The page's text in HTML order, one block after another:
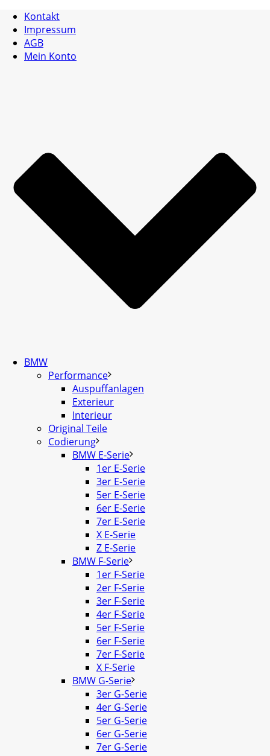
Kontakt
Impressum
AGB
Mein Konto
BMW
Performance
Auspuffanlagen
Exterieur
Interieur
Original Teile
Codierung
BMW E-Serie
1er E-Serie
3er E-Serie
5er E-Serie
6er E-Serie
7er E-Serie
X E-Serie
Z E-Serie
BMW F-Serie
1er F-Serie
2er F-Serie
3er F-Serie
4er F-Serie
5er F-Serie
6er F-Serie
7er F-Serie
X F-Serie
BMW G-Serie
3er G-Serie
4er G-Serie
5er G-Serie
6er G-Serie
7er G-Serie